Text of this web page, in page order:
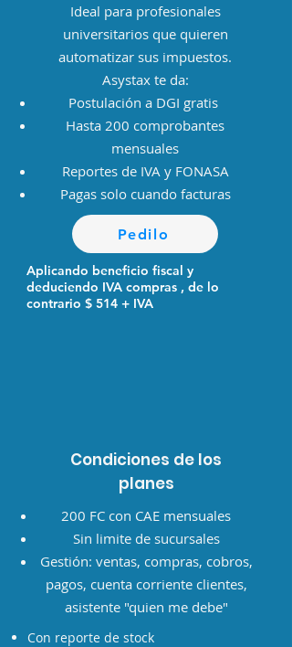
Ideal para profesionales
universitarios que quieren
automatizar sus impuestos.
Asystax te da:
Postulación a DGI gratis
Hasta 200 comprobantes
mensuales
​Reportes de IVA y FONASA
Pagas solo cuando facturas
Pedilo
Aplicando beneficio fiscal y
deduciendo IVA compras , de lo
contrario $ 514 + IVA
Condiciones de los
planes
200 FC con CAE mensuales
Sin limite de sucursales
Gestión: ventas, compras, cobros,
pagos, cuenta corriente clientes,
asistente "quien me debe"
Con reporte de stock